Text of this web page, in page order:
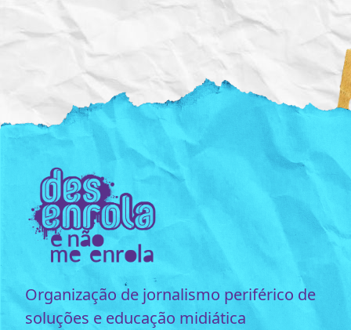
Organização de jornalismo periférico de
soluções e educação midiática